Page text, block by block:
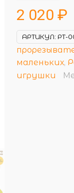
2 020 ₽
АРТИКУЛ: РТ-
маленьких,
игрушки